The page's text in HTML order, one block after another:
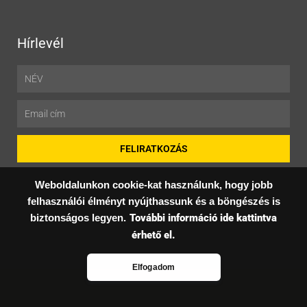
Weboldalunkon cookie-kat használunk, hogy jobb
felhasználói élményt nyújthassunk és a böngészés is
biztonságos legyen. További információ ide kattintva
érhető el.
Elfogadom
Hírlevél
FELIRATKOZÁS
© Copyright 2022 kulfoldikiut.hu - Minden jog fenntartva.
F
a